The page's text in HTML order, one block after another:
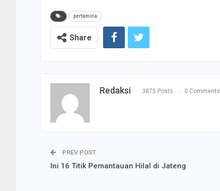
pertamina
Share
Redaksi 3875 Posts 0 Comments
PREV POST
Ini 16 Titik Pemantauan Hilal di Jateng